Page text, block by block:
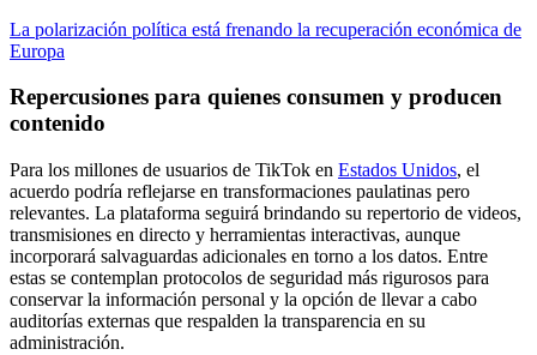
La polarización política está frenando la recuperación económica de
Europa
Repercusiones para quienes consumen y producen
contenido
Para los millones de usuarios de TikTok en Estados Unidos, el
acuerdo podría reflejarse en transformaciones paulatinas pero
relevantes. La plataforma seguirá brindando su repertorio de videos,
transmisiones en directo y herramientas interactivas, aunque
incorporará salvaguardas adicionales en torno a los datos. Entre
estas se contemplan protocolos de seguridad más rigurosos para
conservar la información personal y la opción de llevar a cabo
auditorías externas que respalden la transparencia en su
administración.